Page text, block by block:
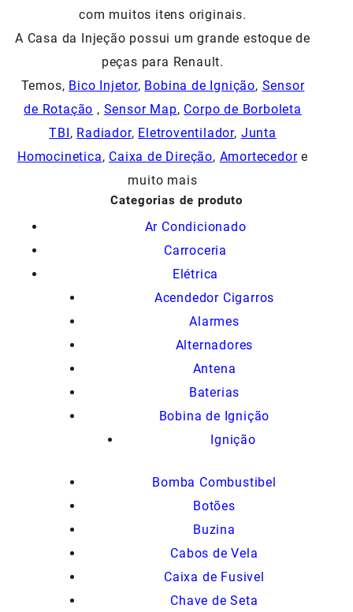
com muitos itens originais.
A Casa da Injeção possui um grande estoque de
peças para Renault.
Temos, Bico Injetor, Bobina de Ignição, Sensor
de Rotação , Sensor Map, Corpo de Borboleta
TBI , Radiador, Eletroventilador, Junta
Homocinetica, Caixa de Direção, Amortecedore
muito mais
Categorias de produto
Ar Condicionado
Carroceria
Elétrica
Acendedor Cigarros
Alarmes
Alternadores
Antena
Baterias
Bobina de Ignição
Ignição
Bomba Combustibel
Botões
Buzina
Cabos de Vela
Caixa de Fusivel
Chave de Seta